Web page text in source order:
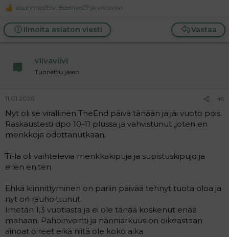
R
a
c
t
aisurimies39v, Beehive27 ja viivaviivi
Vastaa
Ilmoita asiaton viesti
viivaviivi
Tunnettu jäsen
11.01.2026 #5
Nyt oli se virallinen TheEnd päivä tänään ja jäi vuoto pois.
Raskaustesti dpo 10-11 plussa ja vahvistunut ,joten en
menkkoja odottanutkaan.
Ti-la oli vaihtelevia menkkakipuja ja supistuskipujq ja
eilen eniten
Ehkä kiinnittyminen on pariin päivää tehnyt tuota oloa ja
nyt on rauhoittunut
Imetän 1,3 vuotiasta ja ei ole tänää koskenut enää
mahaan. Pahoinvointi ja nänniarkuus on oikeastaan
ainoat oireet eikä niitä ole koko aika